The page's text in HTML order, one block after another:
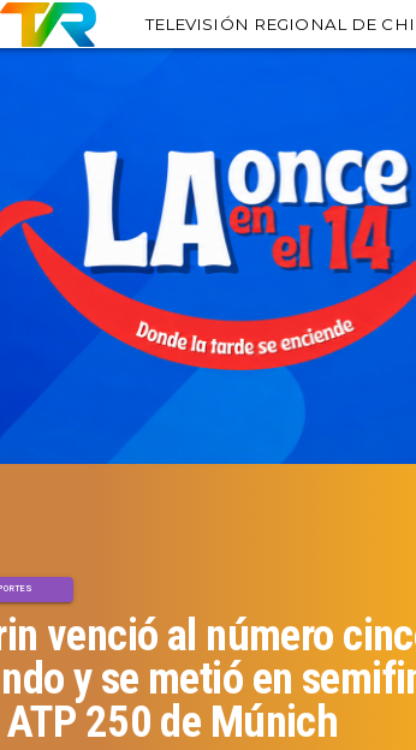
TELEVISIÓN REGIONAL DE
venció al número
y se metió en
250 de Múnich